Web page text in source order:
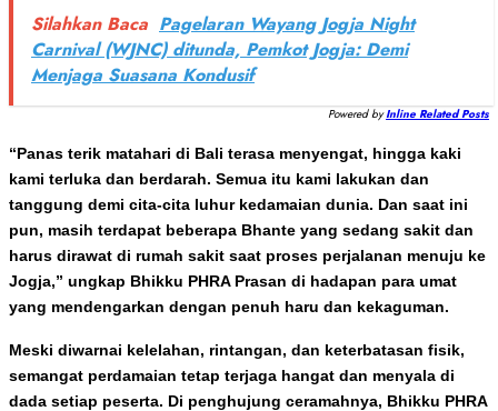
Silahkan Baca Pagelaran Wayang Jogja Night
Carnival (WJNC) ditunda, Pemkot Jogja: Demi
Menjaga Suasana Kondusif
Powered by Inline Related Posts
“Panas terik matahari di Bali terasa menyengat, hingga kaki
kami terluka dan berdarah. Semua itu kami lakukan dan
tanggung demi cita-cita luhur kedamaian dunia. Dan saat ini
pun, masih terdapat beberapa Bhante yang sedang sakit dan
harus dirawat di rumah sakit saat proses perjalanan menuju ke
Jogja,” ungkap Bhikku PHRA Prasan di hadapan para umat
yang mendengarkan dengan penuh haru dan kekaguman.
Meski diwarnai kelelahan, rintangan, dan keterbatasan fisik,
semangat perdamaian tetap terjaga hangat dan menyala di
dada setiap peserta. Di penghujung ceramahnya, Bhikku PHRA